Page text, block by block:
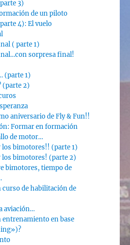
3)
de un piloto
4): El vuelo
( parte 1)
sorpresa final!
(parte 1)
(parte 2)
aniversario de Fly & Fun!!
Formar en formación
de motor…
los bimotores!! (parte 1)
los bimotores! (parte 2)
bimotores, tiempo de
curso de habilitación de
aviación…
entrenamiento en base